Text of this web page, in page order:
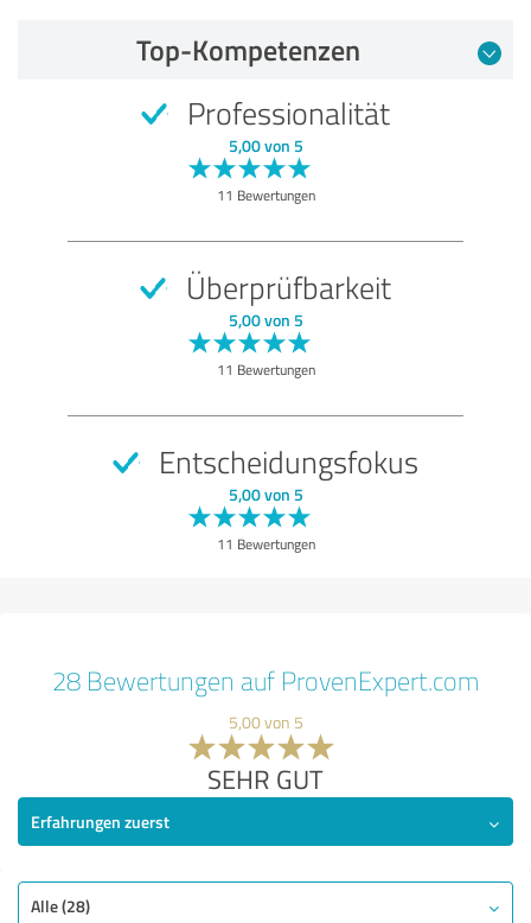
Top-Kompetenzen
Professionalität
5,00 von 5
11 Bewertungen
Überprüfbarkeit
5,00 von 5
11 Bewertungen
Entscheidungsfokus
5,00 von 5
11 Bewertungen
28 Bewertungen auf ProvenExpert.com
5,00 von 5
SEHR GUT
Erfahrungen zuerst
Alle (28)